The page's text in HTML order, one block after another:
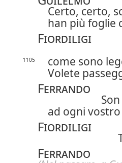
Certo, certo,
han più foglie
Fiordiligi
1105
come sono
Volete
Ferrando
ad ogni
Fiordiligi
Ferrando